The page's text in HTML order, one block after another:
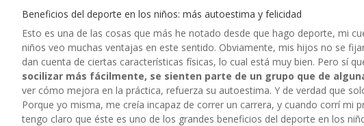
Beneficios del deporte en los niños: más autoestima y felicidad
Esto es una de las cosas que más he notado desde que hago deporte, mi
niños veo muchas ventajas en este sentido. Obviamente, mis hijos no se
dan cuenta de ciertas características físicas, lo cual está muy bien. Pero sí
socilizar más fácilmente, se sienten parte de un grupo que de
ver cómo mejora en la práctica, refuerza su autoestima. Y de verdad que
Porque yo misma, me creía incapaz de correr un carrera, y cuando corrí
tengo claro que éste es uno de los grandes beneficios del deporte en los